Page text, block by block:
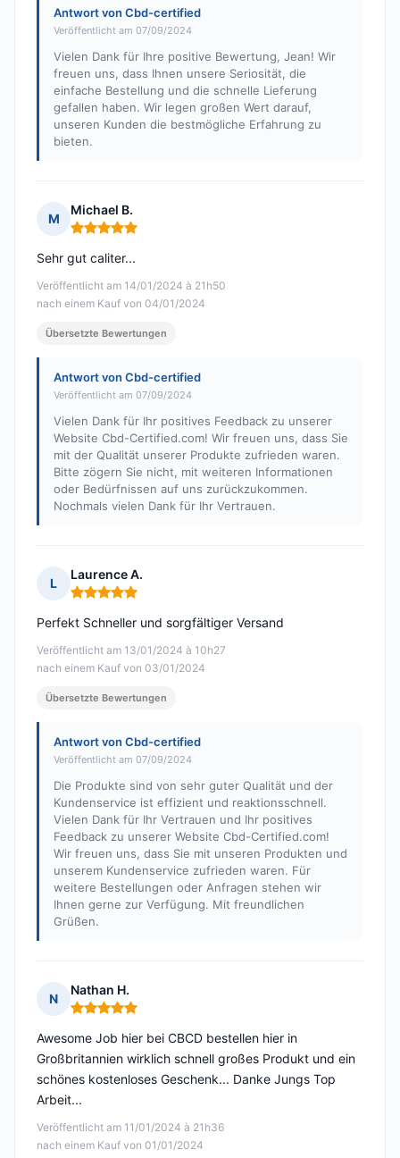
Antwort von Cbd-certified
Veröffentlicht am 07/09/2024
Vielen Dank für Ihre positive Bewertung, Jean! Wir
freuen uns, dass Ihnen unsere Seriosität, die
einfache Bestellung und die schnelle Lieferung
gefallen haben. Wir legen großen Wert darauf,
unseren Kunden die bestmögliche Erfahrung zu
bieten.
M
Michael B.
Hinweis: 5 von 5
Veröffentlicht am 14/01/2024 à 21h50
nach einem Kauf von 04/01/2024
Sehr gut caliter...
Übersetzte Bewertungen
Antwort von Cbd-certified
Veröffentlicht am 07/09/2024
Vielen Dank für Ihr positives Feedback zu unserer
Website Cbd-Certified.com! Wir freuen uns, dass Sie
mit der Qualität unserer Produkte zufrieden waren.
Bitte zögern Sie nicht, mit weiteren Informationen
oder Bedürfnissen auf uns zurückzukommen.
Nochmals vielen Dank für Ihr Vertrauen.
L
Laurence A.
Hinweis: 5 von 5
Veröffentlicht am 13/01/2024 à 10h27
nach einem Kauf von 03/01/2024
Perfekt Schneller und sorgfältiger Versand
Übersetzte Bewertungen
Antwort von Cbd-certified
Veröffentlicht am 07/09/2024
Die Produkte sind von sehr guter Qualität und der
Kundenservice ist effizient und reaktionsschnell.
Vielen Dank für Ihr Vertrauen und Ihr positives
Feedback zu unserer Website Cbd-Certified.com!
Wir freuen uns, dass Sie mit unseren Produkten und
unserem Kundenservice zufrieden waren. Für
weitere Bestellungen oder Anfragen stehen wir
Ihnen gerne zur Verfügung. Mit freundlichen
Grüßen.
N
Nathan H.
Hinweis: 5 von 5
Veröffentlicht am 11/01/2024 à 21h36
nach einem Kauf von 01/01/2024
Awesome Job hier bei CBCD bestellen hier in
Großbritannien wirklich schnell großes Produkt und ein
schönes kostenloses Geschenk... Danke Jungs Top
Arbeit...